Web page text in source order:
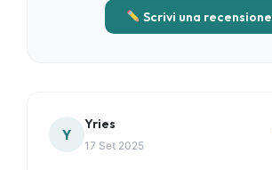
Scrivi una recensione
Y
Yries
17 Set 2025